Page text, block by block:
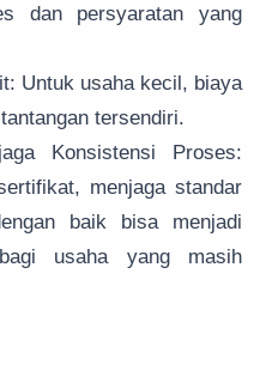
dan persyaratan yang
Untuk usaha kecil, biaya
tersendiri.
Konsistensi Proses:
menjaga standar
baik bisa menjadi
usaha yang masih